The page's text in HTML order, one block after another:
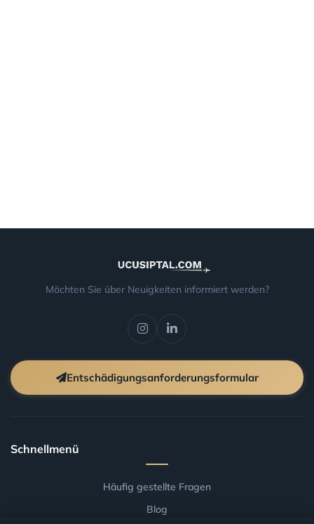
Möchten Sie über Neuigkeiten informiert werden?
Entschädigungsanforderungsformular
Schnellmenü
Häufig gestellte Fragen
Blog